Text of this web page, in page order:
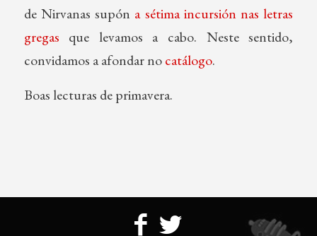
de Nirvanas supón a sétima incursión nas letras
gregas que levamos a cabo. Neste sentido,
convidamos a afondar nocatálogo.
Boas lecturas de primavera.